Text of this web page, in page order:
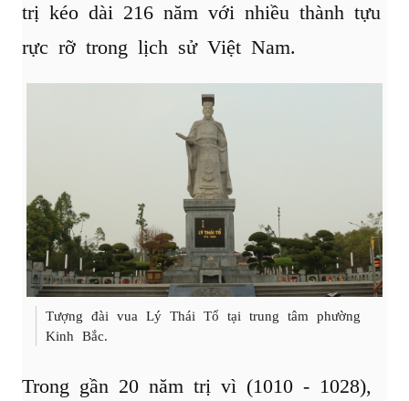
trị kéo dài 216 năm với nhiều thành tựu
rực rỡ trong lịch sử Việt Nam.
Tượng đài vua Lý Thái Tổ tại trung tâm phường
Kinh Bắc.
Trong gần 20 năm trị vì (1010 - 1028),